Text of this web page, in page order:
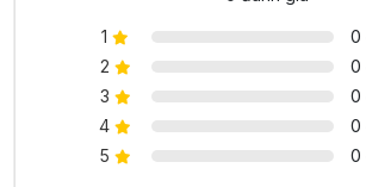
1
0
2
0
3
0
4
0
5
0